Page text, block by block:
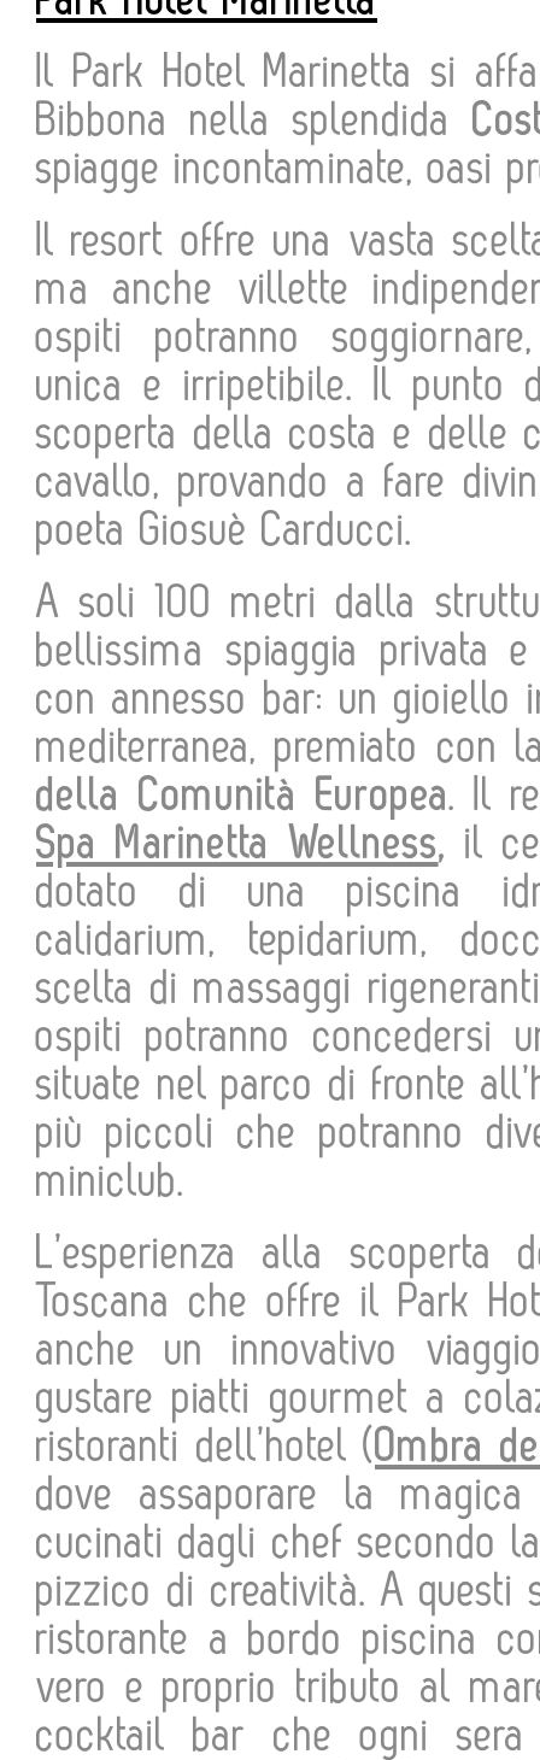
Il Park Hotel Marinetta si
Bibbona nella splendida
spiagge incontaminate, oasi
Il resort offre una vasta
ma anche villette
ospiti potranno
unica e irripetibile. Il punto
scoperta della costa e delle
cavallo, provando a fare
poeta Giosuè Carducci.
A soli 100 metri dalla
bellissima spiaggia privata
con annesso bar: un gioiello
mediterranea, premiato con
della Comunità Europea. Il
Spa Marinetta Wellness, il
dotato di una piscina
calidarium, tepidarium,
scelta di massaggi
ospiti potranno concedersi
situate nel parco di fronte
più piccoli che potranno
miniclub.
L’esperienza alla
Toscana che offre il Park
anche un innovativo
gustare piatti gourmet a
ristoranti dell’hotel (Ombra
dove assaporare la
cucinati dagli chef secondo
pizzico di creatività. A
ristorante a bordo piscina
vero e proprio tributo al
cocktail bar che ogni